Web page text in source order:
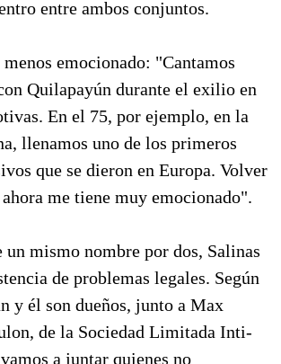
entre ambos conjuntos.
menos emocionado: "Cantamos
Quilapayún durante el exilio en
En el 75, por ejemplo, en la
llenamos uno de los primeros
que se dieron en Europa. Volver
me tiene muy emocionado".
un mismo nombre por dos, Salinas
de problemas legales. Según
y él son dueños, junto a Max
de la Sociedad Limitada Inti-
a juntar quienes no